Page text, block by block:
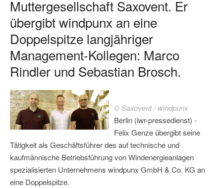
Muttergesellschaft Saxovent. Er
übergibt windpunx an eine
Doppelspitze langjähriger
Management-Kollegen: Marco
Rindler und Sebastian Brosch.
© Saxovent / windpunx
Berlin (iwr-pressedienst) -
Felix Genze übergibt seine
Tätigkeit als Geschäftsführer des auf technische und
kaufmännische Betriebsführung von Windenergieanlagen
spezialisierten Unternehmens windpunx GmbH & Co. KG an
eine Doppelspitze.